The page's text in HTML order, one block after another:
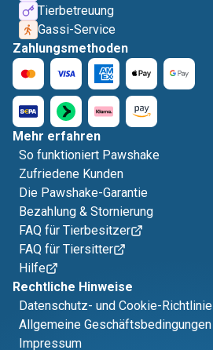
Tierbetreuung
Gassi-Service
Zahlungsmethoden
Mehr erfahren
So funktioniert Pawshake
Zufriedene Kunden
Die Pawshake-Garantie
Bezahlung & Stornierung
FAQ für Tierbesitzer
FAQ für Tiersitter
Hilfe
Rechtliche Hinweise
Datenschutz- und Cookie-Richtlinie
Allgemeine Geschäftsbedingungen
Impressum